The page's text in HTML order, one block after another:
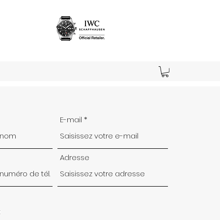
E-mail
Adresse